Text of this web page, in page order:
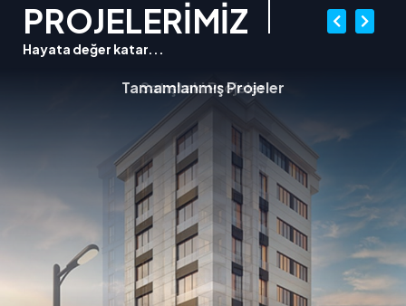
PROJELERİMİZ
Hayata değer katar...
Tamamlanmış Projeler
Satıştaki Projeler